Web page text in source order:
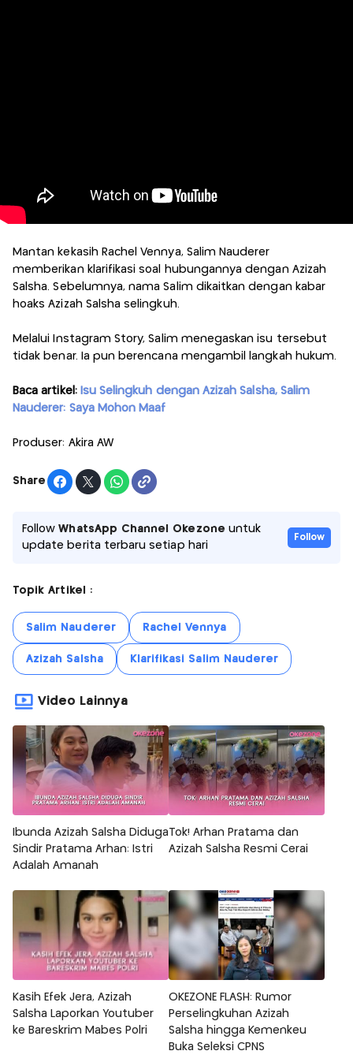
Mantan kekasih Rachel Vennya, Salim Nauderer
memberikan klarifikasi soal hubungannya dengan Azizah
Salsha. Sebelumnya, nama Salim dikaitkan dengan kabar
hoaks Azizah Salsha selingkuh.
Melalui Instagram Story, Salim menegaskan isu tersebut
tidak benar. Ia pun berencana mengambil langkah hukum.
Baca artikel:Isu Selingkuh dengan Azizah Salsha, Salim
Nauderer: Saya Mohon Maaf
Produser: Akira AW
Share
FollowWhatsApp Channel Okezone untuk
update berita terbaru setiap hari
Follow
Topik Artikel :
Salim Nauderer Rachel Vennya
Azizah Salsha Klarifikasi Salim Nauderer
Video Lainnya
Ibunda Azizah Salsha Diduga
Sindir Pratama Arhan: Istri
Adalah Amanah
Tok! Arhan Pratama dan
Azizah Salsha Resmi Cerai
Kasih Efek Jera, Azizah
Salsha Laporkan Youtuber
ke Bareskrim Mabes Polri
OKEZONE FLASH: Rumor
Perselingkuhan Azizah
Salsha hingga Kemenkeu
Buka Seleksi CPNS